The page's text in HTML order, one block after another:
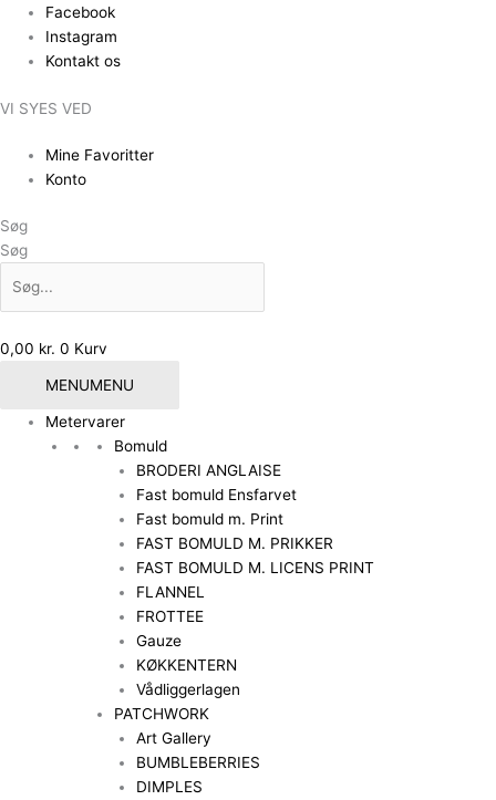
indholdet
Facebook
Instagram
Kontakt os
VI SYES VED
Mine Favoritter
Konto
Søg
Søg
0,00 kr. 0 Kurv
MENUMENU
Metervarer
Bomuld
BRODERI ANGLAISE
Fast bomuld Ensfarvet
Fast bomuld m. Print
FAST BOMULD M. PRIKKER
FAST BOMULD M. LICENS PRINT
FLANNEL
FROTTEE
Gauze
KØKKENTERN
Vådliggerlagen
PATCHWORK
Art Gallery
BUMBLEBERRIES
DIMPLES